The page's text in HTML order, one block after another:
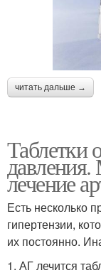
читать дальше →
Таблетки
лечение
Есть несколько
гипертензии,
их постоянно.
1. АГ лечится